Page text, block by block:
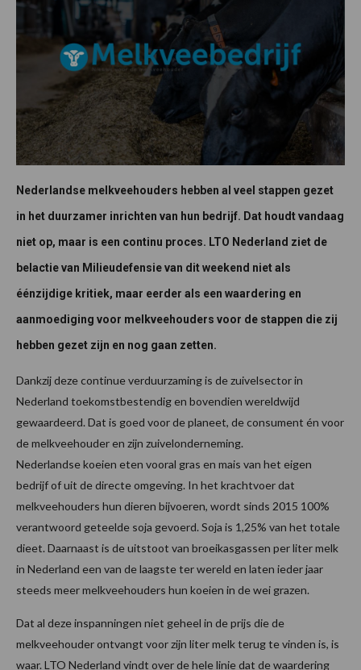
Nederlandse melkveehouders hebben al veel stappen gezet
in het duurzamer inrichten van hun bedrijf. Dat houdt vandaag
niet op, maar is een continu proces. LTO Nederland ziet de
belactie van Milieudefensie van dit weekend niet als
éénzijdige kritiek, maar eerder als een waardering en
aanmoediging voor melkveehouders voor de stappen die zij
hebben gezet zijn en nog gaan zetten.
Dankzij deze continue verduurzaming is de zuivelsector in
Nederland toekomstbestendig en bovendien wereldwijd
gewaardeerd. Dat is goed voor de planeet, de consument én voor
de melkveehouder en zijn zuivelonderneming.
Nederlandse koeien eten vooral gras en mais van het eigen
bedrijf of uit de directe omgeving. In het krachtvoer dat
melkveehouders hun dieren bijvoeren, wordt sinds 2015 100%
verantwoord geteelde soja gevoerd. Soja is 1,25% van het totale
dieet. Daarnaast is de uitstoot van broeikasgassen per liter melk
in Nederland een van de laagste ter wereld en laten ieder jaar
steeds meer melkveehouders hun koeien in de wei grazen.
Dat al deze inspanningen niet geheel in de prijs die de
melkveehouder ontvangt voor zijn liter melk terug te vinden is, is
waar. LTO Nederland vindt over de hele linie dat de waardering